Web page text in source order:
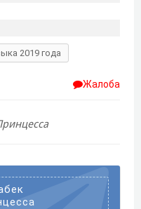
2019 года
Жалоба